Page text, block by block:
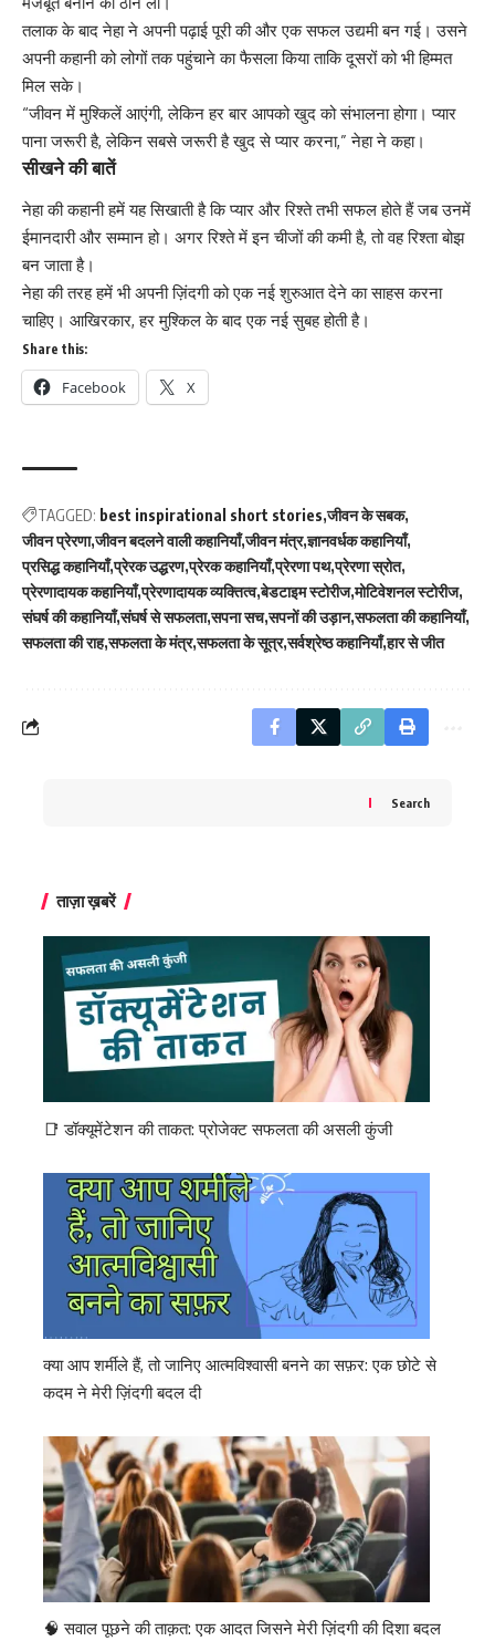
तलाक के बाद नेहा ने अपनी पढ़ाई पूरी की और एक सफल उद्यमी बन गई। उसने
अपनी कहानी को लोगों तक पहुंचाने का फैसला किया ताकि दूसरों को भी हिम्मत
मिल सके।
“जीवन में मुश्किलें आएंगी, लेकिन हर बार आपको खुद को संभालना होगा। प्यार
पाना जरूरी है, लेकिन सबसे जरूरी है खुद से प्यार करना,” नेहा ने कहा।
सीखने की बातें
नेहा की कहानी हमें यह सिखाती है कि प्यार और रिश्ते तभी सफल होते हैं जब उनमें
ईमानदारी और सम्मान हो। अगर रिश्ते में इन चीजों की कमी है, तो वह रिश्ता बोझ
बन जाता है।
नेहा की तरह हमें भी अपनी ज़िंदगी को एक नई शुरुआत देने का साहस करना
चाहिए। आखिरकार, हर मुश्किल के बाद एक नई सुबह होती है।
Share this:
Facebook X
TAGGED: best inspirational short stories जीवन के सबक
जीवन प्रेरणा जीवन बदलने वाली कहानियाँ जीवन मंत्र ज्ञानवर्धक कहानियाँ
प्रसिद्ध कहानियाँ प्रेरक उद्धरण प्रेरक कहानियाँ प्रेरणा पथ प्रेरणा स्रोत
प्रेरणादायक कहानियाँ प्रेरणादायक व्यक्तित्व बेडटाइम स्टोरीज मोटिवेशनल स्टोरीज
संघर्ष की कहानियाँ संघर्ष से सफलता सपना सच सपनों की उड़ान सफलता की कहानियाँ
सफलता की राह सफलता के मंत्र सफलता के सूत्र सर्वश्रेष्ठ कहानियाँ हार से जीत
Search
ताज़ा ख़बरें
📑 डॉक्यूमेंटेशन की ताकत: प्रोजेक्ट सफलता की असली कुंजी
क्या आप शर्मीले हैं, तो जानिए आत्मविश्वासी बनने का सफ़र: एक छोटे से
कदम ने मेरी ज़िंदगी बदल दी
🧠 सवाल पूछने की ताक़त: एक आदत जिसने मेरी ज़िंदगी की दिशा बदल